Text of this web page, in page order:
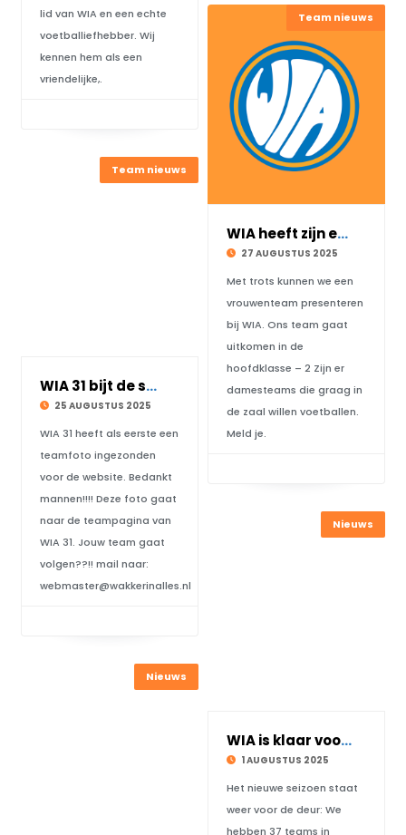
lid van WIA en een echte
voetballiefhebber. Wij
kennen hem als een
vriendelijke,.
Team nieuws
WIA heeft zijn eerste vrouwenteam!!!
27 AUGUSTUS 2025
Met trots kunnen we een
vrouwenteam presenteren
bij WIA. Ons team gaat
uitkomen in de
hoofdklasse – 2 Zijn er
damesteams die graag in
de zaal willen voetballen.
Meld je.
Team nieuws
WIA 31 bijt de spits af
25 AUGUSTUS 2025
WIA 31 heeft als eerste een
teamfoto ingezonden
voor de website. Bedankt
mannen!!!! Deze foto gaat
naar de teampagina van
WIA 31. Jouw team gaat
volgen??!! mail naar:
webmaster@wakkerinalles.nl
Nieuws
WIA is klaar voor het nieuwe seizoen
1 AUGUSTUS 2025
Het nieuwe seizoen staat
weer voor de deur: We
hebben 37 teams in
Nieuws